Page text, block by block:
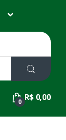
0 R$ 0,00